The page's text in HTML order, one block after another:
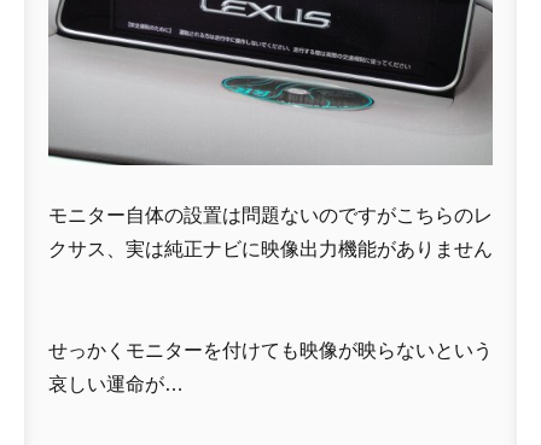
モニター自体の設置は問題ないのですがこちらのレ
クサス、実は純正ナビに映像出力機能がありません
せっかくモニターを付けても映像が映らないという
哀しい運命が…